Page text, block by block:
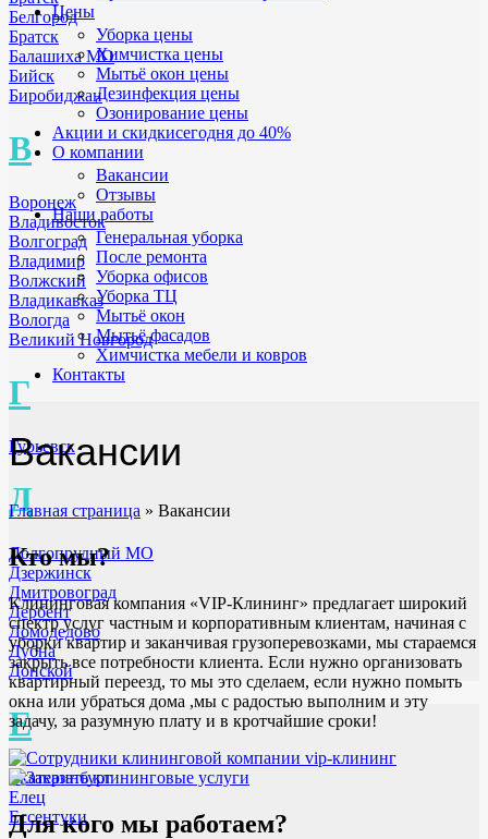
Белгород
Братск
Балашиха МО
Бийск
Биробиджан
В
Воронеж
Владивосток
Волгоград
Владимир
Волжский
Владикавказ
Вологда
Великий Новгород
Г
Гурьевск
Д
Долгопрудный МО
Дзержинск
Дмитровоград
Дербент
Домодедово
Дубна
Донской
Е
Екатеринбург
Елец
Ессентуки
Цены
Уборка цены
Химчистка цены
Мытьё окон цены
Дезинфекция цены
Озонирование цены
Акции и скидкисегодня до 40%
О компании
Вакансии
Отзывы
Наши работы
Генеральная уборка
После ремонта
Уборка офисов
Уборка ТЦ
Мытьё окон
Мытьё фасадов
Химчистка мебели и ковров
Контакты
Вакансии
Главная страница » Вакансии
Кто мы?
Клининговая компания «VIP-Клининг» предлагает широкий
спектр услуг частным и корпоративным клиентам, начиная с
уборки квартир и заканчивая грузоперевозками, мы стараемся
закрыть все потребности клиента. Если нужно организовать
квартирный переезд, то мы это сделаем, если нужно помыть
окна или убраться дома ,мы с радостью выполним и эту
задачу, за разумную плату и в кротчайшие сроки!
Для кого мы работаем?